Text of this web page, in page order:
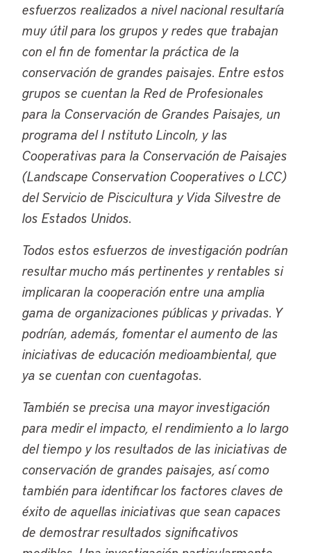
esfuerzos realizados a nivel nacional resultaría
muy útil para los grupos y redes que trabajan
con el fin de fomentar la práctica de la
conservación de grandes paisajes. Entre estos
grupos se cuentan la Red de Profesionales
para la Conservación de Grandes Paisajes, un
programa del I nstituto Lincoln, y las
Cooperativas para la Conservación de Paisajes
(Landscape Conservation Cooperatives o LCC)
del Servicio de Piscicultura y Vida Silvestre de
los Estados Unidos.
Todos estos esfuerzos de investigación podrían
resultar mucho más pertinentes y rentables si
implicaran la cooperación entre una amplia
gama de organizaciones públicas y privadas. Y
podrían, además, fomentar el aumento de las
iniciativas de educación medioambiental, que
ya se cuentan con cuentagotas.
También se precisa una mayor investigación
para medir el impacto, el rendimiento a lo largo
del tiempo y los resultados de las iniciativas de
conservación de grandes paisajes, así como
también para identificar los factores claves de
éxito de aquellas iniciativas que sean capaces
de demostrar resultados significativos